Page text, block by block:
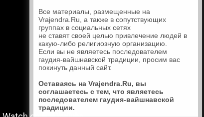
Все материалы, размещенные на
Vrajendra.Ru, а также в сопутствующих
группах в социальных сетях
не ставят своей целью привлечение людей в
какую-либо религиозную организацию.
Если вы не являетесь последователем
гаудия-вайшнавской традиции, просим вас
покинуть данный сайт.
Оставаясь на Vrajendra.Ru, вы
соглашаетесь с тем, что являетесь
последователем гаудия-вайшнавской
традиции.